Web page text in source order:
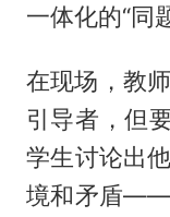
一体化的“同
在现场，教
引导者，但
学生讨论出
境和矛盾——